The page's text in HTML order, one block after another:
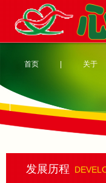
首页 关于
|
发展历程